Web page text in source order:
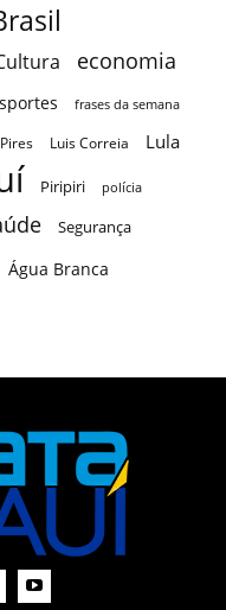
economia
frases da semana
Luis Correia
Lula
Piripiri polícia
Segurança
Água Branca